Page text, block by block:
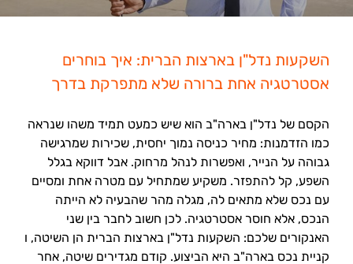
השקעות נדל"ן בארצות הברית: איך בוחרים
אסטרטגיה אחת ברורה שלא מתפרקת בדרך
הקסם של נדל"ן בארה"ב הוא שיש כמעט תמיד משהו שנראה
כמו הזדמנות: מחיר כניסה נמוך יחסית, שכירות שמרגישה
גבוהה על הנייר, ואפשרות לנהל מרחוק. אבל דווקא בגלל
השפע, קל להתפזר. משקיע שמתחיל עם מטרה אחת ומסיים
עם נכס שלא מתאים לה, מגלה מהר שהבעיה לא הייתה
הנכס, אלא חוסר אסטרטגיה. לכן חשוב לחבר בין שני
האנקורים שלכם: השקעות נדל"ן בארצות הברית הן השיטה, ו
קניית נכס בארה"ב היא הביצוע. קודם מגדירים שיטה, אחר